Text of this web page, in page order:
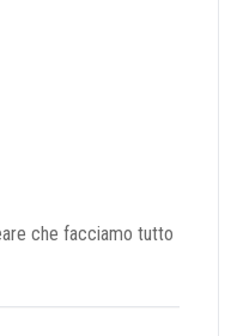
che facciamo tutto